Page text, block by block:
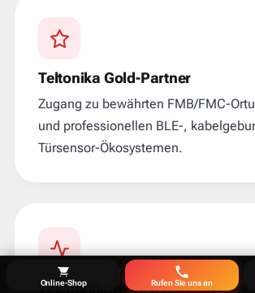
Teltonika Gold-Partner
Zugang zu bewährten FMB/FMC-
und professionellen BLE-,
Türsensor-Ökosystemen.
Telematikorientiertes Design
Online-Shop Rufen Sie uns an